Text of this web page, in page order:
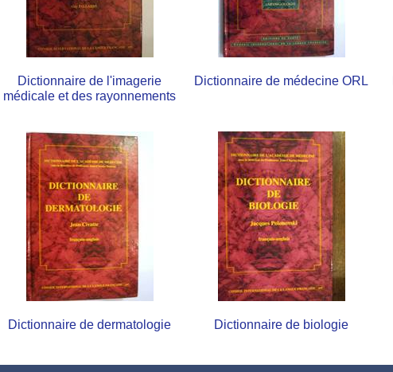
Dictionnaire de l'imagerie
médicale et des rayonnements
Dictionnaire de médecine ORL
Dictionnaire de dermatologie Dictionnaire de biologie